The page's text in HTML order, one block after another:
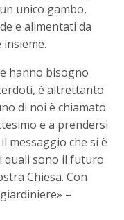
unico gambo,
e alimentati da
hanno bisogno
è altrettanto
di noi è chiamato
e a prendersi
messaggio che si è
quali sono il futuro
Chiesa. Con
–